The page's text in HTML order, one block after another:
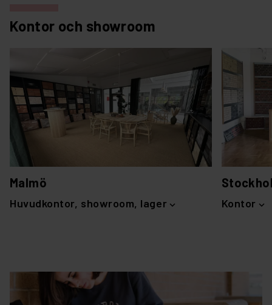
Kontor och showroom
Malmö
Huvudkontor, showroom, lager Kontor